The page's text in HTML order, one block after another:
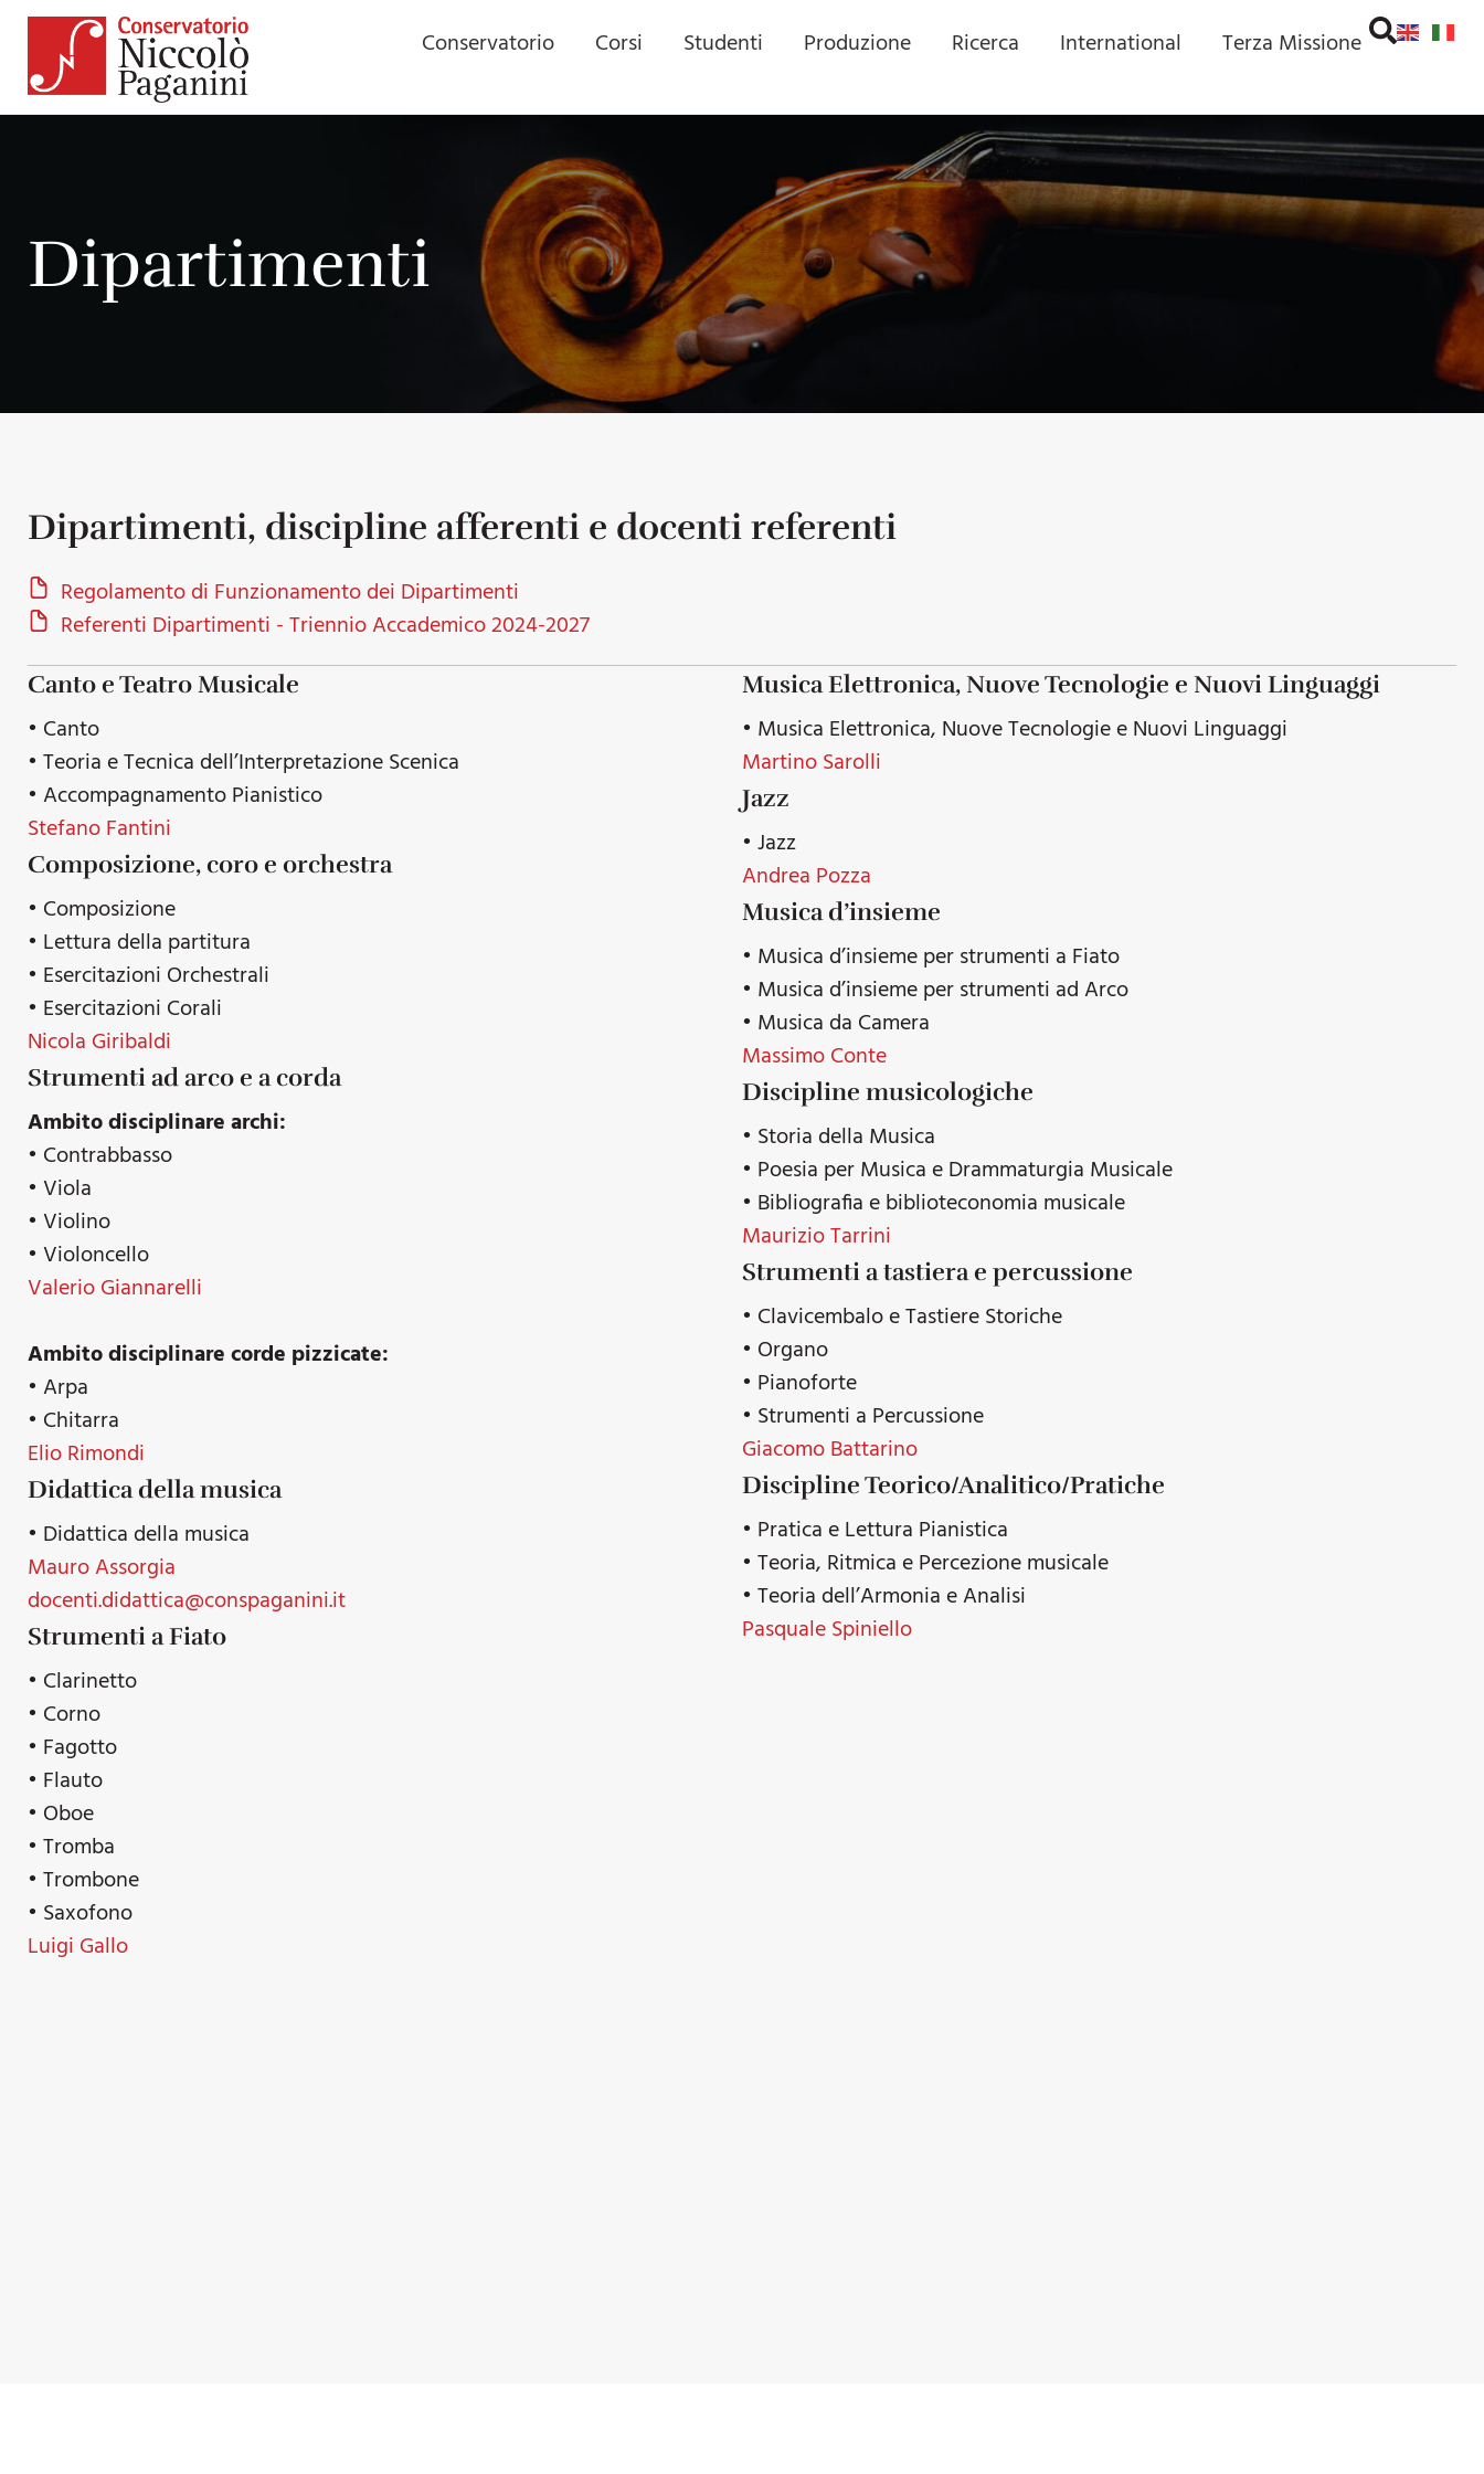
contenuto
Conservatorio Corsi Studenti Produzione Ricerca International Terza Missione
Dipartimenti
Dipartimenti, discipline afferenti e docenti referenti
Regolamento di Funzionamento dei Dipartimenti
Referenti Dipartimenti - Triennio Accademico 2024-2027
Canto e Teatro Musicale
• Canto
• Teoria e Tecnica dell’Interpretazione Scenica
• Accompagnamento Pianistico
Stefano Fantini
Composizione, coro e orchestra
• Composizione
• Lettura della partitura
• Esercitazioni Orchestrali
• Esercitazioni Corali
Nicola Giribaldi
Strumenti ad arco e a corda
Ambito disciplinare archi:
• Contrabbasso
• Viola
• Violino
• Violoncello
Valerio Giannarelli
Ambito disciplinare corde pizzicate:
• Arpa
• Chitarra
Elio Rimondi
Didattica della musica
• Didattica della musica
Mauro Assorgia
docenti.didattica@conspaganini.it
Strumenti a Fiato
• Clarinetto
• Corno
• Fagotto
• Flauto
• Oboe
• Tromba
• Trombone
• Saxofono
Luigi Gallo
Musica Elettronica, Nuove Tecnologie e Nuovi Linguaggi
• Musica Elettronica, Nuove Tecnologie e Nuovi Linguaggi
Martino Sarolli
Jazz
• Jazz
Andrea Pozza
Musica d’insieme
• Musica d’insieme per strumenti a Fiato
• Musica d’insieme per strumenti ad Arco
• Musica da Camera
Massimo Conte
Discipline musicologiche
• Storia della Musica
• Poesia per Musica e Drammaturgia Musicale
• Bibliografia e biblioteconomia musicale
Maurizio Tarrini
Strumenti a tastiera e percussione
• Clavicembalo e Tastiere Storiche
• Organo
• Pianoforte
• Strumenti a Percussione
Giacomo Battarino
Discipline Teorico/Analitico/Pratiche
• Pratica e Lettura Pianistica
• Teoria, Ritmica e Percezione musicale
• Teoria dell’Armonia e Analisi
Pasquale Spiniello